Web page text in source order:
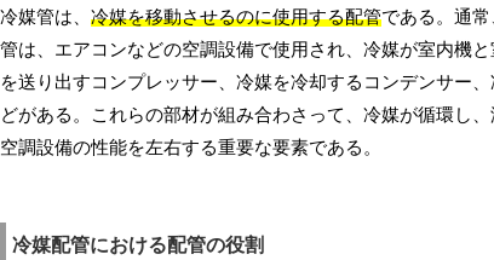
冷媒管は、 冷媒を移動させるのに使用する配管である。通
管は、エアコンなどの空調設備で使用され、冷媒が室内機
を送り出すコンプレッサー、冷媒を冷却するコンデンサー
どがある。これらの部材が組み合わさって、冷媒が循環し
空調設備の性能を左右する重要な要素である。
冷媒配管における配管の役割